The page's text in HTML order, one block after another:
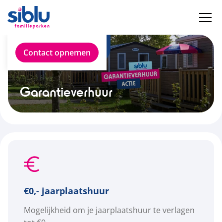
Contact opnemen
Garantieverhuur
Garantieverhuur
€0,- jaarplaatshuur
Mogelijkheid om je jaarplaatshuur te verlagen